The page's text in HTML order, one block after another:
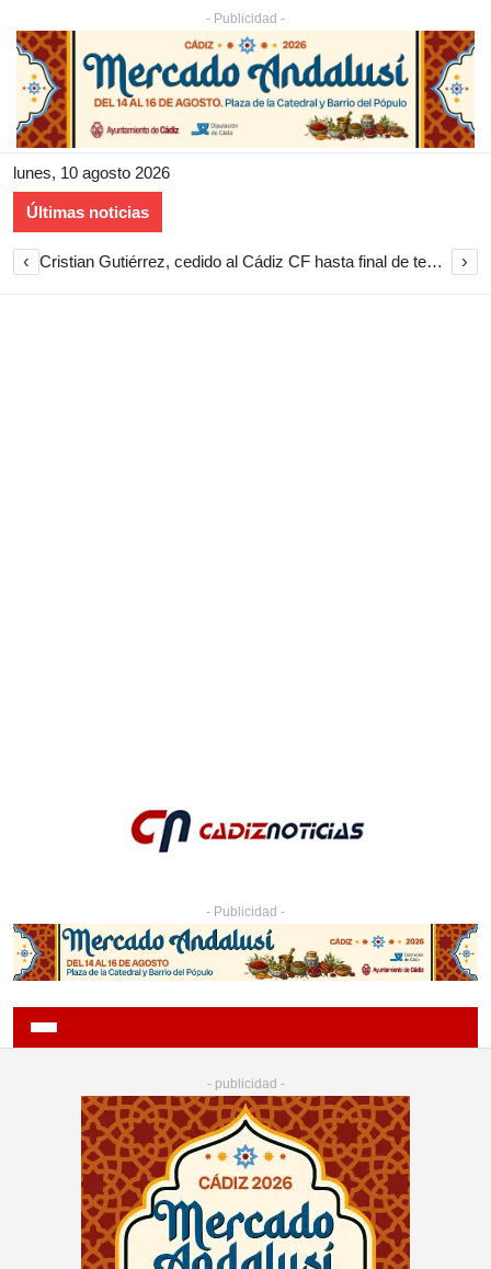
- Publicidad -
lunes, 10 agosto 2026
Últimas noticias
‹ Cristian Gutiérrez, cedido al Cádiz CF hasta final de temporada ›
- Publicidad -
- publicidad -